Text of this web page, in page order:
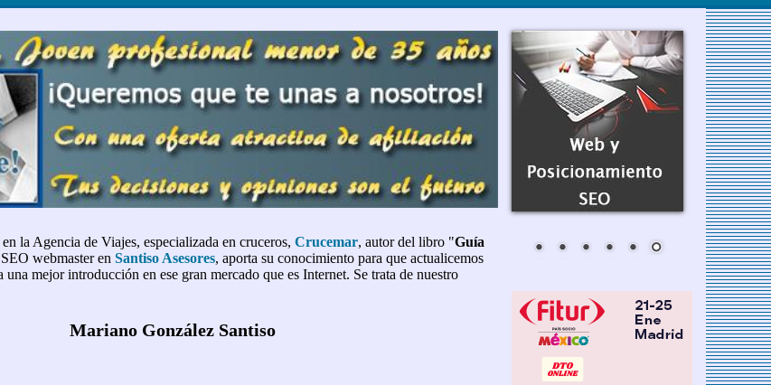
la Agencia de Viajes, especializada en cruceros, Crucemar, autor del libro "Guía
webmaster en Santiso Asesores, aporta su conocimiento para que actualicemos
una mejor introducción en ese gran mercado que es Internet. Se trata de nuestro
Mariano González Santiso